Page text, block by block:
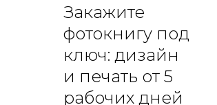
Закажите
фотокнигу под
ключ: дизайн
и печать от 5
рабочих дней